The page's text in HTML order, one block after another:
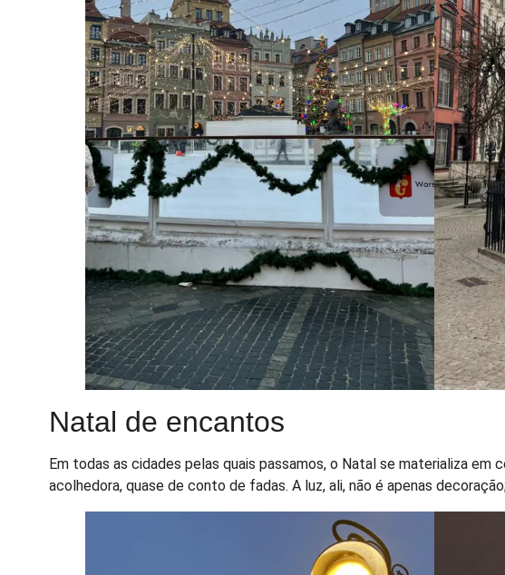
Natal de encantos
Em todas as cidades pelas quais passamos, o Natal se materializa
acolhedora, quase de conto de fadas. A luz, ali, não é apenas